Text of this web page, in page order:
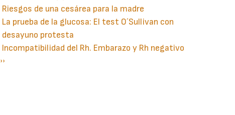
Riesgos de una cesárea para la madre
La prueba de la glucosa: El test O´Sullivan con
desayuno protesta
Incompatibilidad del Rh. Embarazo y Rh negativo
Paginación
Siguiente
››